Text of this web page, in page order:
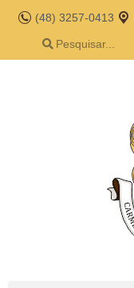
(48) 3257-0413